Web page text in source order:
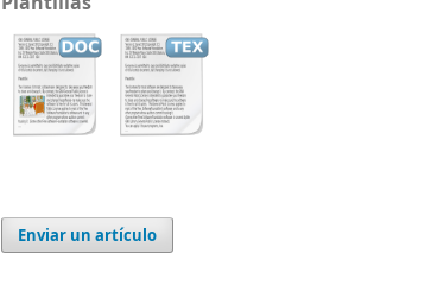
Enviar un artículo